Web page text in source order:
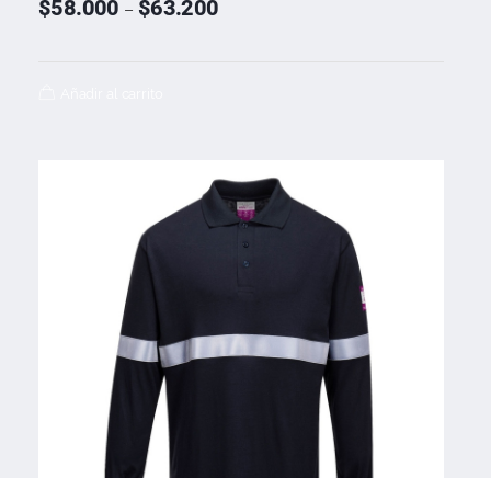
$58.000 – $63.200